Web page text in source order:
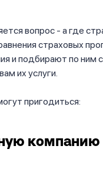
вопрос - а где
страховых
и подбирают по
их услуги.
пригодиться: